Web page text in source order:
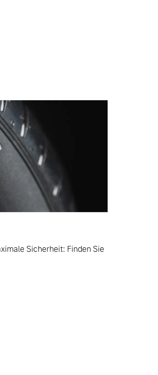
Sicherheit: Finden Sie